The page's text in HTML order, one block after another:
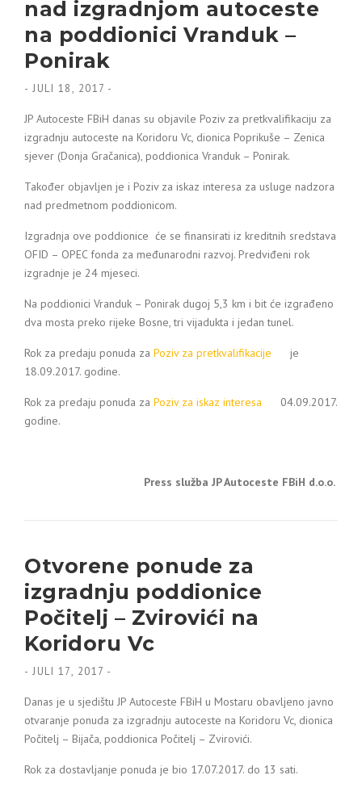
nad izgradnjom autoceste
na poddionici Vranduk –
Ponirak
- JULI 18, 2017 -
JP Autoceste FBiH danas su objavile Poziv za pretkvalifikaciju za
izgradnju autoceste na Koridoru Vc, dionica Poprikuše – Zenica
sjever (Donja Gračanica), poddionica Vranduk – Ponirak.
Također objavljen je i Poziv za iskaz interesa za usluge nadzora
nad predmetnom poddionicom.
Izgradnja ove poddionice će se finansirati iz kreditnih sredstava
OFID – OPEC fonda za međunarodni razvoj. Predviđeni rok
izgradnje je 24 mjeseci.
Na poddionici Vranduk – Ponirak dugoj 5,3 km i bit će izgrađeno
dva mosta preko rijeke Bosne, tri vijadukta i jedan tunel.
Rok za predaju ponuda za Poziv za pretkvalifikacije
je
18.09.2017. godine.
Rok za predaju ponuda za Poziv za iskaz interesa
04.09.2017.
godine.
Press služba JP Autoceste FBiH d.o.o.
Otvorene ponude za
izgradnju poddionice
Počitelj – Zvirovići na
Koridoru Vc
- JULI 17, 2017 -
Danas je u sjedištu JP Autoceste FBiH u Mostaru obavljeno javno
otvaranje ponuda za izgradnju autoceste na Koridoru Vc, dionica
Počitelj – Bijača, poddionica Počitelj – Zvirovići.
Rok za dostavljanje ponuda je bio 17.07.2017. do 13 sati.